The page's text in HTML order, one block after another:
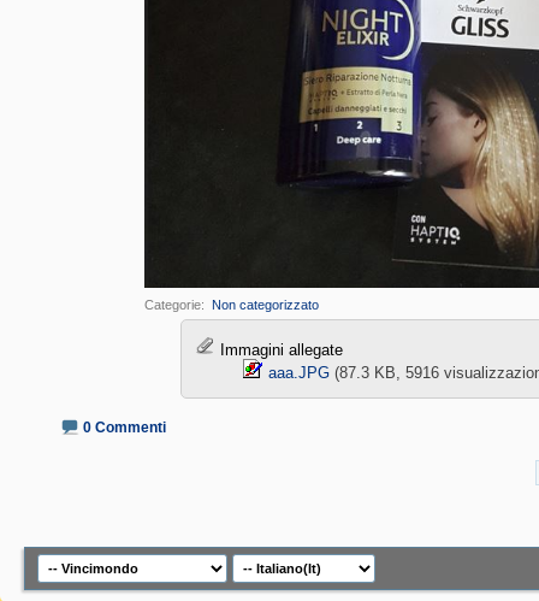
Categorie Non categorizzato
Immagini allegate
aaa.JPG‎ (87.3 KB, 5916
0 Commenti